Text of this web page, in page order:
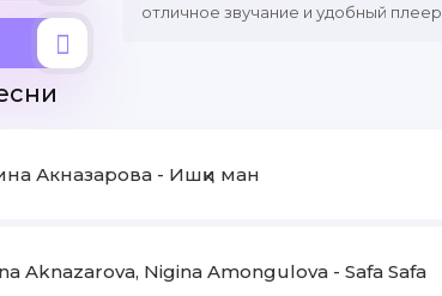
отличное звучание и удобный плеер.
Акназарова - Ишқи ман
Aknazarova, Nigina Amongulova - Safa Safa